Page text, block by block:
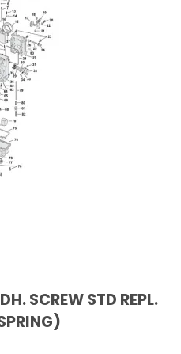
SCREW STD REPL.